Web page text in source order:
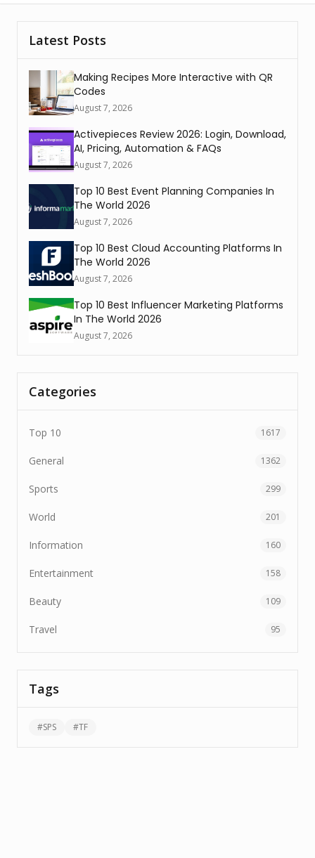
Latest Posts
Making Recipes More Interactive with QR
Codes
August 7, 2026
Activepieces Review 2026: Login, Download,
AI, Pricing, Automation & FAQs
August 7, 2026
Top 10 Best Event Planning Companies In
The World 2026
August 7, 2026
Top 10 Best Cloud Accounting Platforms In
The World 2026
August 7, 2026
Top 10 Best Influencer Marketing Platforms
In The World 2026
August 7, 2026
Categories
Top 10 1617
General 1362
Sports 299
World 201
Information 160
Entertainment 158
Beauty 109
Travel 95
Tags
#SPS #TF